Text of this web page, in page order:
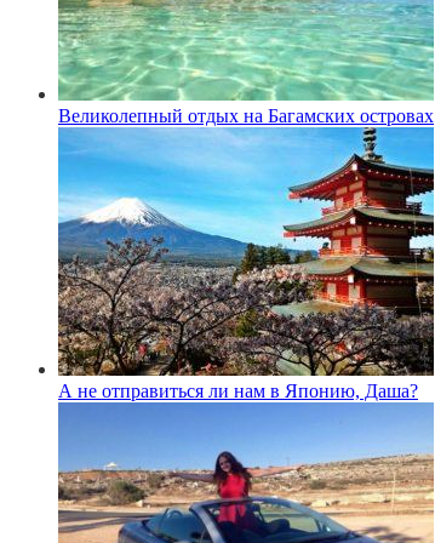
Великолепный отдых на Багамских островах
А не отправиться ли нам в Японию, Даша?